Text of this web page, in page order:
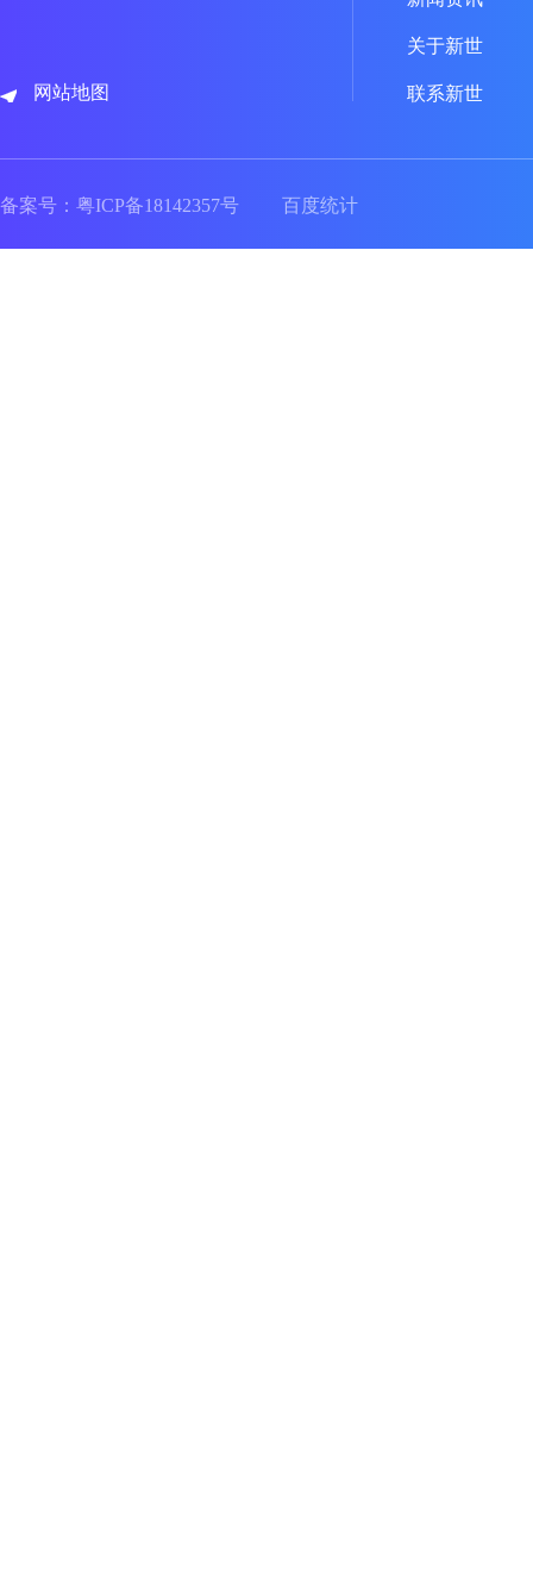
网站地图
关于新世
联系新世
备案号： 粤ICP备18142357号 百度统计